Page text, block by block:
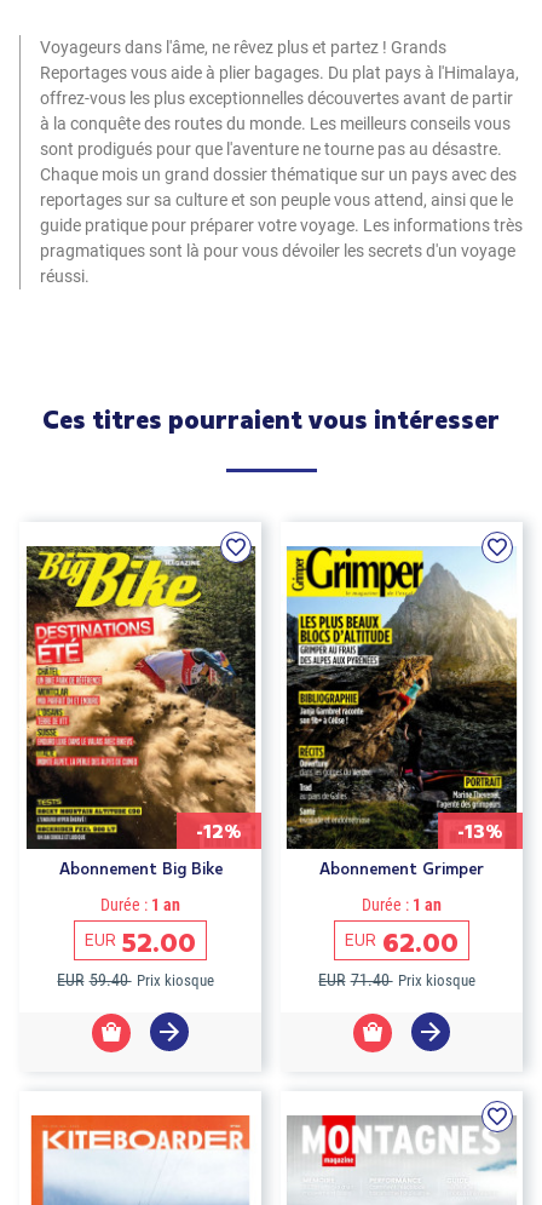
Voyageurs dans l'âme, ne rêvez plus et partez ! Grands
Reportages vous aide à plier bagages. Du plat pays à l'Himalaya,
offrez-vous les plus exceptionnelles découvertes avant de partir
à la conquête des routes du monde. Les meilleurs conseils vous
sont prodigués pour que l'aventure ne tourne pas au désastre.
Chaque mois un grand dossier thématique sur un pays avec des
reportages sur sa culture et son peuple vous attend, ainsi que le
guide pratique pour préparer votre voyage. Les informations très
pragmatiques sont là pour vous dévoiler les secrets d'un voyage
réussi.
Ces titres pourraient vous intéresser
-12%
Abonnement Big Bike
Durée : 1 an
EUR 52.00
EUR 59.40 Prix kiosque
-13%
Abonnement Grimper
Durée : 1 an
EUR 62.00
EUR 71.40 Prix kiosque